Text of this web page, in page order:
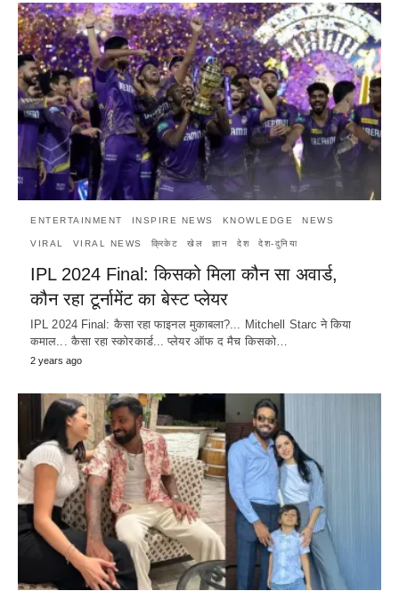
ENTERTAINMENT INSPIRE NEWS KNOWLEDGE NEWS
VIRAL VIRAL NEWS क्रिकेट खेल ज्ञान देश देश-दुनिया
IPL 2024 Final: किसको मिला कौन सा अवार्ड,
कौन रहा टूर्नामेंट का बेस्ट प्लेयर
IPL 2024 Final: कैसा रहा फाइनल मुकाबला?... Mitchell Starc ने किया
कमाल... कैसा रहा स्कोरकार्ड... प्लेयर ऑफ द मैच किसको…
2 years ago